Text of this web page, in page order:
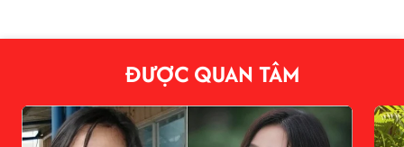
ĐƯỢC QUAN TÂM